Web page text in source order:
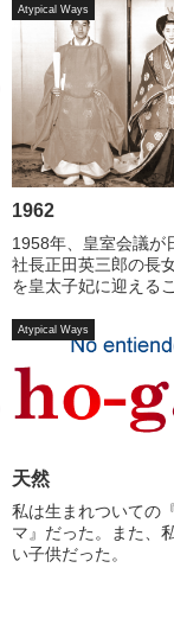
Atypical Ways
1962
1958年、皇室会議が
社長正田英三郎の長
を皇太子妃に迎える
心女子大学英文科を
た美智子はその年の
と軽井沢で親善テニ
メントの対戦を通じ
皇太子は美智...
Atypical Ways
天然
私は生まれついての
マ』だった。また、
い子供だった。